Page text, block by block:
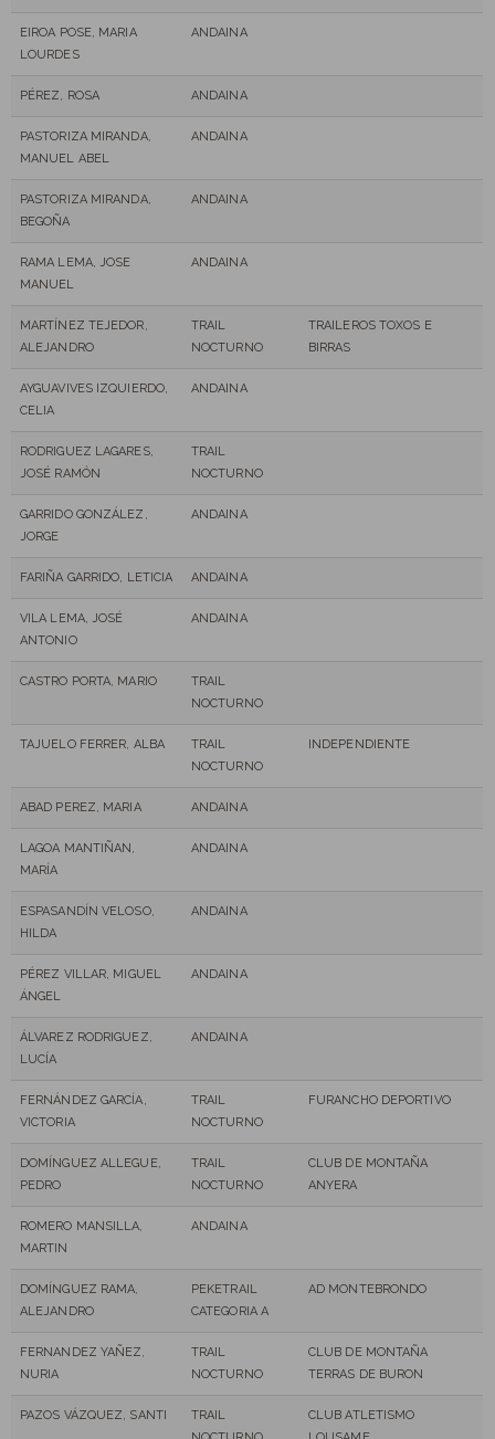
EIROA POSE, MARIA
LOURDES
ANDAINA
PÉREZ, ROSA ANDAINA
PASTORIZA MIRANDA,
MANUEL ABEL
ANDAINA
PASTORIZA MIRANDA,
BEGOÑA
ANDAINA
RAMA LEMA, JOSE
MANUEL
ANDAINA
MARTÍNEZ TEJEDOR,
ALEJANDRO
TRAIL
NOCTURNO
TRAILEROS TOXOS E
BIRRAS
AYGUAVIVES IZQUIERDO,
CELIA
ANDAINA
RODRIGUEZ LAGARES,
JOSÉ RAMÓN
TRAIL
NOCTURNO
GARRIDO GONZÁLEZ,
JORGE
ANDAINA
FARIÑA GARRIDO, LETICIA ANDAINA
VILA LEMA, JOSÉ
ANTONIO
ANDAINA
CASTRO PORTA, MARIO
TRAIL
NOCTURNO
TAJUELO FERRER, ALBA
TRAIL
NOCTURNO
INDEPENDIENTE
ABAD PEREZ, MARIA ANDAINA
LAGOA MANTIÑAN,
MARÍA
ANDAINA
ESPASANDÍN VELOSO,
HILDA
ANDAINA
PÉREZ VILLAR, MIGUEL
ÁNGEL
ANDAINA
ÁLVAREZ RODRIGUEZ,
LUCÍA
ANDAINA
FERNÁNDEZ GARCÍA,
VICTORIA
TRAIL
NOCTURNO
FURANCHO DEPORTIVO
DOMÍNGUEZ ALLEGUE,
PEDRO
TRAIL
NOCTURNO
CLUB DE MONTAÑA
ANYERA
ROMERO MANSILLA,
MARTIN
ANDAINA
DOMÍNGUEZ RAMA,
ALEJANDRO
PEKETRAIL
CATEGORIA A
AD MONTEBRONDO
FERNANDEZ YAÑEZ,
NURIA
TRAIL
NOCTURNO
CLUB DE MONTAÑA
TERRAS DE BURON
PAZOS VÁZQUEZ, SANTI
TRAIL
CLUB ATLETISMO